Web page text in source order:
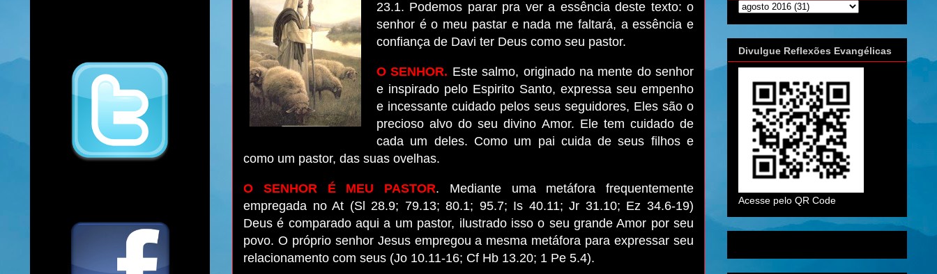
23.1. Podemos parar pra ver a essência deste texto: o
senhor é o meu pastar e nada me faltará, a essência e
confiança de Davi ter Deus como seu pastor.
O SENHOR. Este salmo, originado na mente do senhor
e inspirado pelo Espirito Santo, expressa seu empenho
e incessante cuidado pelos seus seguidores, Eles são o
precioso alvo do seu divino Amor. Ele tem cuidado de
cada um deles. Como um pai cuida de seus filhos e
como um pastor, das suas ovelhas.
O SENHOR É MEU PASTOR. Mediante uma metáfora frequentemente
empregada no At (Sl 28.9; 79.13; 80.1; 95.7; Is 40.11; Jr 31.10; Ez 34.6-19)
Deus é comparado aqui a um pastor, ilustrado isso o seu grande Amor por seu
povo. O próprio senhor Jesus empregou a mesma metáfora para expressar seu
relacionamento com seus (Jo 10.11-16; Cf Hb 13.20; 1 Pe 5.4).
Divulgue Reflexões Evangélicas
Acesse pelo QR Code